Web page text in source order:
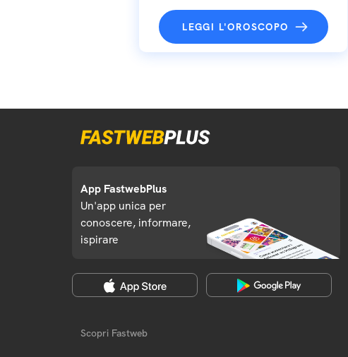
LEGGI L'OROSCOPO
App FastwebPlus
Un'app unica per
conoscere, informare,
ispirare
Scopri Fastweb